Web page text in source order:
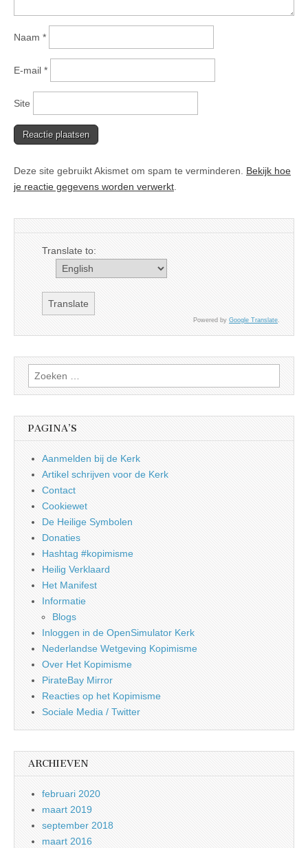
Naam *
E-mail *
Site
Deze site gebruikt Akismet om spam te verminderen. Bekijk hoe
je reactie gegevens worden verwerkt
Translate to:
Powered by Google Translate.
Zoeken
naar:
PAGINA’S
Aanmelden bij de Kerk
Artikel schrijven voor de Kerk
Contact
Cookiewet
De Heilige Symbolen
Donaties
Hashtag #kopimisme
Heilig Verklaard
Het Manifest
Informatie
Blogs
Inloggen in de OpenSimulator Kerk
Nederlandse Wetgeving Kopimisme
Over Het Kopimisme
PirateBay Mirror
Reacties op het Kopimisme
Sociale Media / Twitter
ARCHIEVEN
februari 2020
maart 2019
september 2018
maart 2016